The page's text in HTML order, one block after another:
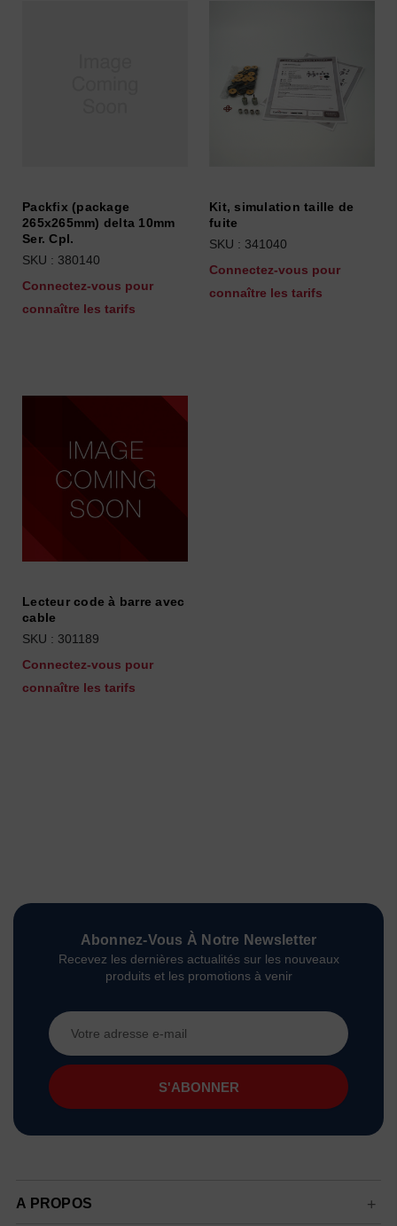
Packfix (package
265x265mm) delta 10mm
Ser. Cpl.
SKU : 380140
Connectez-vous pour
connaître les tarifs
Kit, simulation taille de
fuite
SKU : 341040
Connectez-vous pour
connaître les tarifs
Lecteur code à barre avec
cable
SKU : 301189
Connectez-vous pour
connaître les tarifs
Abonnez-Vous À Notre Newsletter
Recevez les dernières actualités sur les nouveaux
produits et les promotions à venir
Adresse
e-
mail
A PROPOS